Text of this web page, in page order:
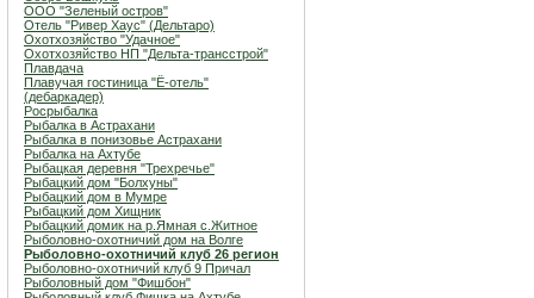
ООО "Зеленый остров"
Отель "Ривер Хаус" (Дельтаро)
Охотхозяйство "Удачное"
Охотхозяйство НП "Дельта-трансстрой"
Плавдача
Плавучая гостиница "Ё-отель"
(дебаркадер)
Росрыбалка
Рыбалка в Астрахани
Рыбалка в понизовье Астрахани
Рыбалка на Ахтубе
Рыбацкая деревня "Трехречье"
Рыбацкий дом "Болхуны"
Рыбацкий дом в Мумре
Рыбацкий дом Хищник
Рыбацкий домик на р.Ямная с.Житное
Рыболовно-охотничий дом на Волге
Рыболовно-охотничий клуб 26 регион
Рыболовно-охотничий клуб 9 Причал
Рыболовный дом "Фишбон"